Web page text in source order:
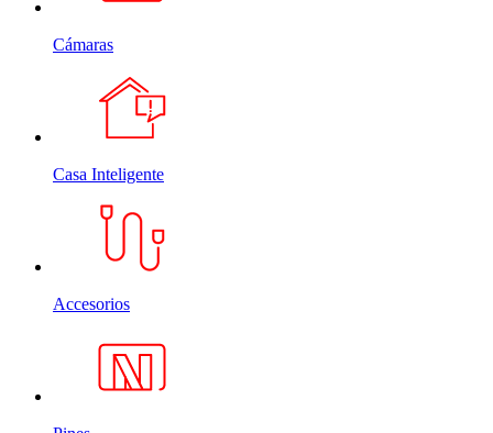
Cámaras
Casa Inteligente
Accesorios